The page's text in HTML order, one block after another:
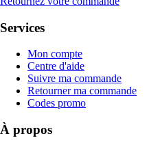
Services
Mon compte
Centre d'aide
Suivre ma commande
Retourner ma commande
Codes promo
À propos